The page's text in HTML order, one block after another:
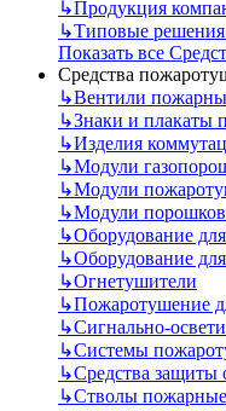
↳Продукция
↳Типовые
Показать все
Средства
↳Вентили
↳Знаки и плакаты
↳Изделия
↳Модули
↳Модули
↳Модули
↳Оборудование
↳Оборудование
↳Огнетушители
↳Пожаротушение
↳Сигнально-
↳Системы
↳Средства защиты
↳Стволы пожарные